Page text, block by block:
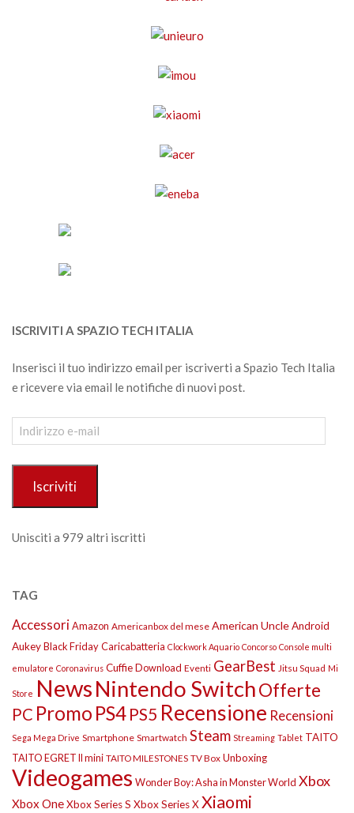
ISCRIVITI A SPAZIO TECH ITALIA
Inserisci il tuo indirizzo email per iscriverti a Spazio Tech Italia
e ricevere via email le notifiche di nuovi post.
Indirizzo
e-
Iscriviti
Unisciti a 979 altri iscritti
TAG
AccessoriAmazon Americanbox del mese American UncleAndroid
AukeyBlack FridayCaricabatteria Clockwork Aquario Concorso Console multi
emulatore Coronavirus CuffieDownload Eventi GearBest Jitsu Squad Mi
Store NewsNintendo SwitchOfferte
PC Promo PS4PS5 Recensione Recensioni
Sega Mega Drive Smartphone Smartwatch Steam Streaming Tablet TAITO
TAITO EGRET II mini TAITO MILESTONES TV Box Unboxing
Videogames Wonder Boy: Asha in Monster World Xbox
Xbox OneXbox Series S Xbox Series XXiaomi